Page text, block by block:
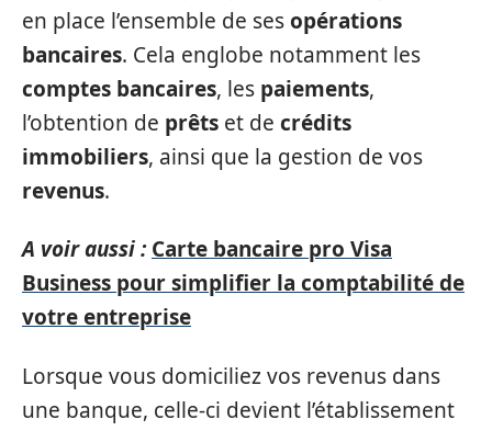
en place l’ensemble de sesopérations
bancaires. Cela englobe notamment les
comptes bancaires, les paiements,
l’obtention de prêts et de crédits
immobiliers, ainsi que la gestion de vos
revenus.
A voir aussi : Carte bancaire pro Visa
Business pour simplifier la comptabilité de
votre entreprise
Lorsque vous domiciliez vos revenus dans
une banque, celle-ci devient l’établissement